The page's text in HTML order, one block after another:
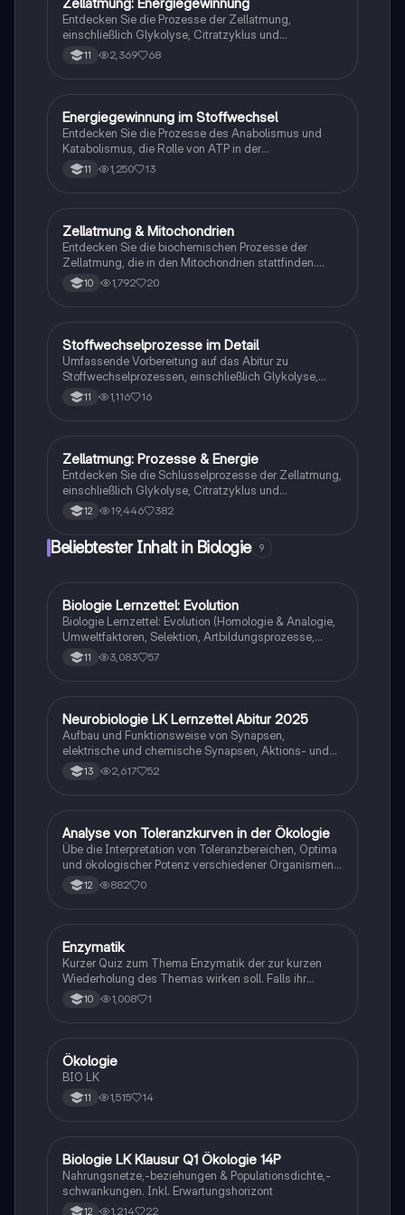
biochemischen Prozesse.
Biologie
Zellatmung: Energiegewinnung
Entdecken Sie die Prozesse der Zellatmung,
einschließlich Glykolyse, Citratzyklus und
Atmungskette. Diese Zusammenfassung bietet einen
klaren Überblick über die Energieproduktion in Zellen,
der 11. Klasse im Biologie-Leistungskurs.
11 2,369 68
Biologie
Energiegewinnung im Stoffwechsel
Entdecken Sie die Prozesse des Anabolismus und
Katabolismus, die Rolle von ATP in der
Energieübertragung, sowie die Schritte der
Zellatmung, einschließlich Glykolyse, Citratzyklus
in Zellen und deren Regulation.
11 1,250 13
Biologie
Zellatmung & Mitochondrien
Entdecken Sie die biochemischen Prozesse der
Zellatmung, die in den Mitochondrien stattfinden.
Diese Zusammenfassung behandelt die Hauptphasen
der Zellatmung, einschließlich Glykolyse, Citratzyklus
Biochemie und Zellbiologie.
10 1,792 20
Biologie
Stoffwechselprozesse im Detail
Umfassende Vorbereitung auf das Abitur zu
Stoffwechselprozessen, einschließlich Glykolyse,
Citratzyklus, Fotosynthese und Zellatmung. Enthält
wichtige Konzepte wie Lichtreaktionen,
Pflanzen. Ideal für eigene Skizzen und Notizen.
11 1,116 16
Biologie
Zellatmung: Prozesse & Energie
Entdecken Sie die Schlüsselprozesse der Zellatmung,
einschließlich Glykolyse, Citratzyklus und
Atmungskette. Diese Zusammenfassung bietet einen
klaren Überblick über die Energieproduktion in Zellen,
die Rolle von ATP und die chemiosmotischen
Mechanismen. Ideal für Biologiestudenten, die sich
12 19,446 382
Beliebtester Inhalt in Biologie 9
Biologie
Biologie Lernzettel: Evolution
Biologie Lernzettel: Evolution (Homologie & Analogie,
Umweltfaktoren, Selektion, Artbildungsprozesse,
Klimaregeln, Konkurrenz, Evolution des Menschen…)
11 3,083 57
Biologie
Neurobiologie LK Lernzettel Abitur 2025
Aufbau und Funktionsweise von Synapsen,
elektrische und chemische Synapsen, Aktions- und
Ruhepotential
13 2,617 52
ABiologie
Analyse von Toleranzkurven in der Ökologie
Übe die Interpretation von Toleranzbereichen, Optima
und ökologischer Potenz verschiedener Organismen
gegenüber Umweltfaktoren.
12 882 0
EBiologie
Enzymatik
Kurzer Quiz zum Thema Enzymatik der zur kurzen
Wiederholung des Themas wirken soll. Falls ihr
Fehlern begegnet wäre ich dankbar ,wenn ihr mir
diese weiterleitet. Danke und euch viel Spaß dabei!
10 1,008 1
Biologie
Ökologie
BIO LK
11 1,515 14
Biologie
Biologie LK Klausur Q1 Ökologie 14P
Nahrungsnetze,-beziehungen & Populationsdichte,-
schwankungen. Inkl. Erwartungshorizont
12 1,214 22